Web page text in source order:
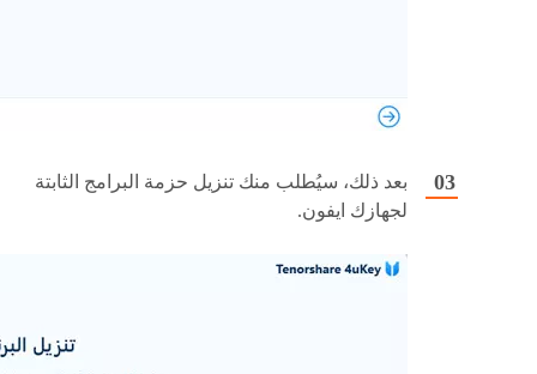
بعد ذلك، سيُطلب منك تنزيل حزمة البرامج الثابتة
لجهازك ايفون.